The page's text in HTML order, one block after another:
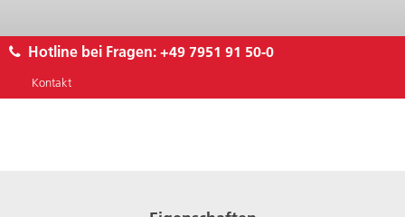
Hotline bei Fragen:+49 7951 91 50-0
Kontakt